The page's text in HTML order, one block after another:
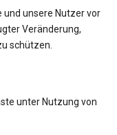
und unsere Nutzer vor
Veränderung,
schützen.
unter Nutzung von